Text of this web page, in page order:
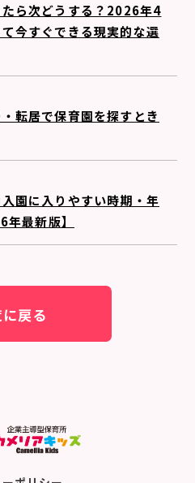
ら次どうする？2026年4
今すぐできる現実的な選
転居で保育園を探すとき
園に入りやすい時期・年
最新版】
戻る